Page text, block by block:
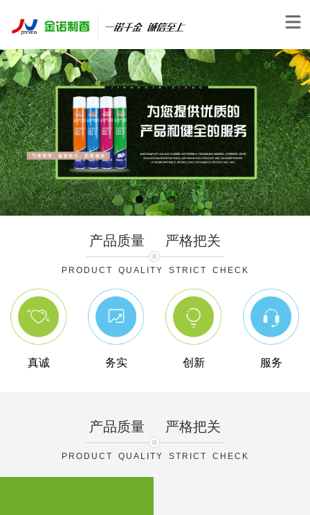
产品质量 严格把关
PRODUCT QUALITY STRICT CHECK
真诚 务实 创新 服务
产品质量 严格把关
PRODUCT QUALITY STRICT CHECK